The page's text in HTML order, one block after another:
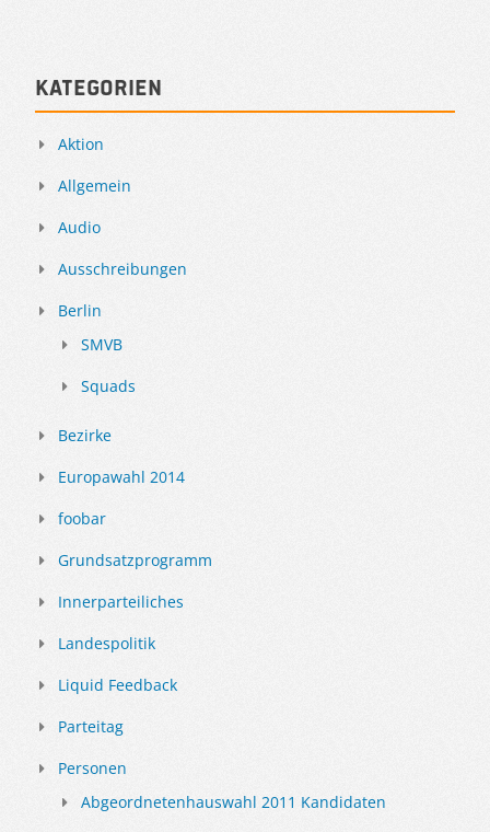
Kategorien
Aktion
Allgemein
Audio
Ausschreibungen
Berlin
SMVB
Squads
Bezirke
Europawahl 2014
foobar
Grundsatzprogramm
Innerparteiliches
Landespolitik
Liquid Feedback
Parteitag
Personen
Abgeordnetenhauswahl 2011 Kandidaten